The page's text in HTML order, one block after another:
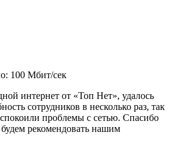
100 Мбит/сек
интернет от «Топ Нет», удалось
сотрудников в несколько раз, так
проблемы с сетью. Спасибо
рекомендовать нашим